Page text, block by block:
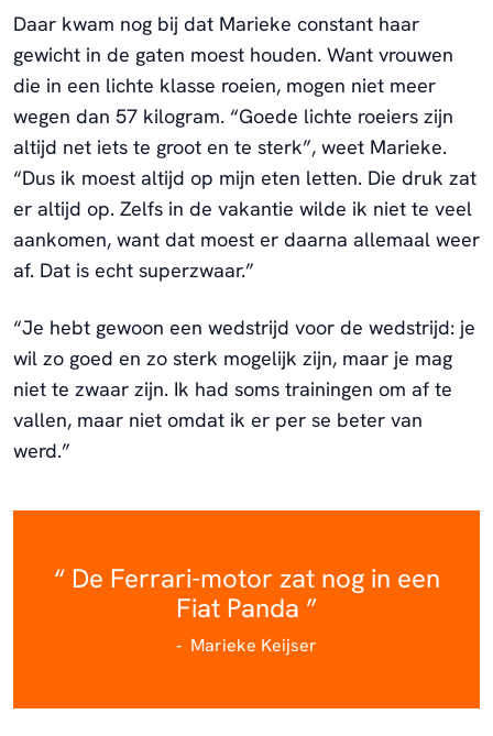
Daar kwam nog bij dat Marieke constant haar
gewicht in de gaten moest houden. Want vrouwen
die in een lichte klasse roeien, mogen niet meer
wegen dan 57 kilogram. “Goede lichte roeiers zijn
altijd net iets te groot en te sterk”, weet Marieke.
“Dus ik moest altijd op mijn eten letten. Die druk zat
er altijd op. Zelfs in de vakantie wilde ik niet te veel
aankomen, want dat moest er daarna allemaal weer
af. Dat is echt superzwaar.”
“Je hebt gewoon een wedstrijd voor de wedstrijd: je
wil zo goed en zo sterk mogelijk zijn, maar je mag
niet te zwaar zijn. Ik had soms trainingen om af te
vallen, maar niet omdat ik er per se beter van
werd.”
De Ferrari-motor zat nog in een
Fiat Panda
Marieke Keijser